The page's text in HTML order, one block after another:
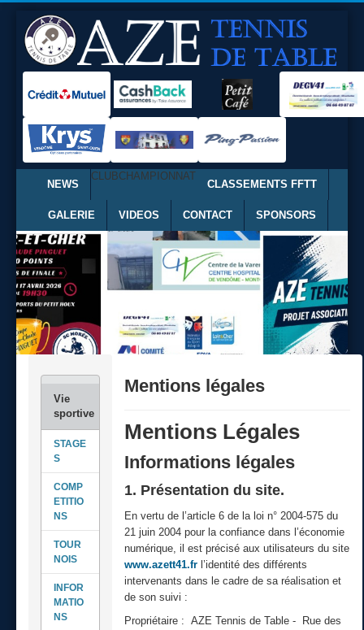
NEWS
CLUBCHAMPIONNAT
CLASSEMENTS FFTT
GALERIE VIDEOS CONTACT SPONSORS
STAGE
S
COMP
ETITIO
NS
TOUR
NOIS
INFOR
MATIO
NS
Mentions légales
Mentions Légales
Informations légales
1. Présentation du site.
En vertu de l’article 6 de la loi n° 2004-575 du
21 juin 2004 pour la confiance dans l’économie
numérique, il est précisé aux utilisateurs du site
www.azett41.frl’identité des différents
intervenants dans le cadre de sa réalisation et
de son suivi :
Propriétaire : AZE Tennis de Table - Rue des